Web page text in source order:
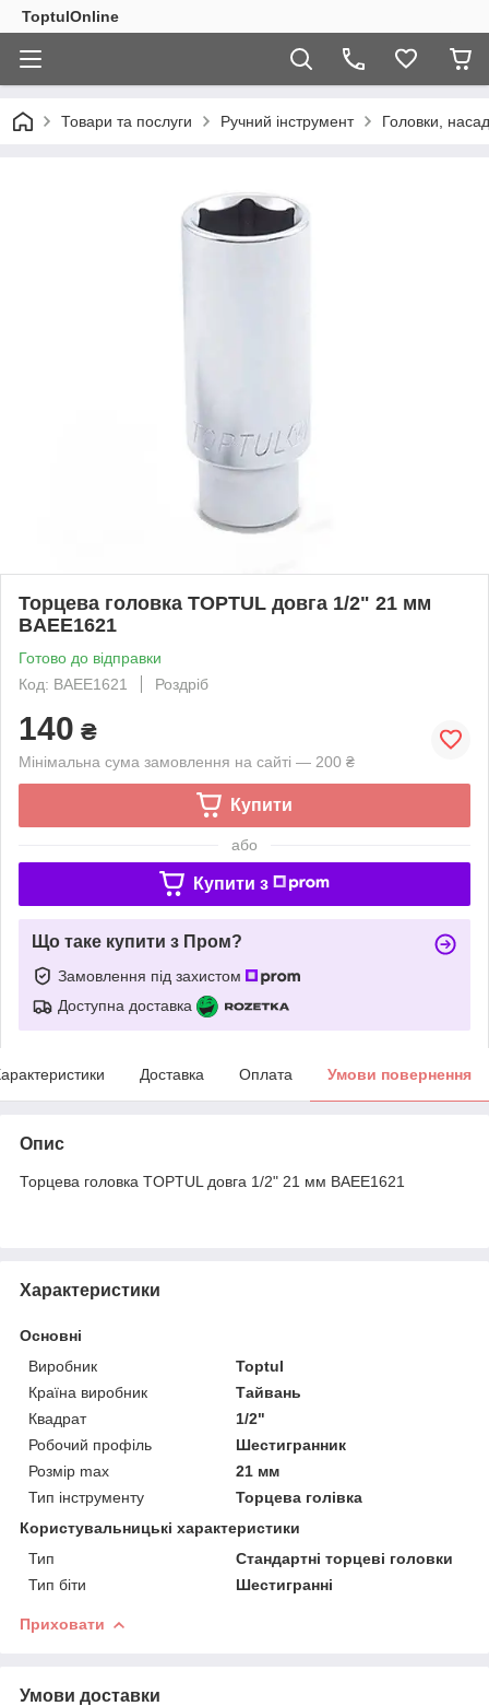
ToptulOnline
Товари та послуги Ручний інструмент Головки,
Торцева головка TOPTUL довга 1/2" 21 мм
BAEE1621
Готово до відправки
Код: BAEE1621
Роздріб
140 ₴
Мінімальна сума замовлення на сайті — 200 ₴
Купити
або
Купити з
Що таке купити з Пром?
Замовлення під захистом
Доступна доставка
Доставка Оплата Умови повернення
Опис
Торцева головка TOPTUL довга 1/2" 21 мм BAEE1621
Характеристики
Основні
Виробник
Toptul
Країна виробник
Тайвань
Квадрат
1/2"
Робочий профіль
Шестигранник
Розмір max
21 мм
Тип інструменту
Торцева голівка
Користувальницькі характеристики
Тип
Стандартні торцеві головки
Тип біти
Шестигранні
Приховати
Умови доставки